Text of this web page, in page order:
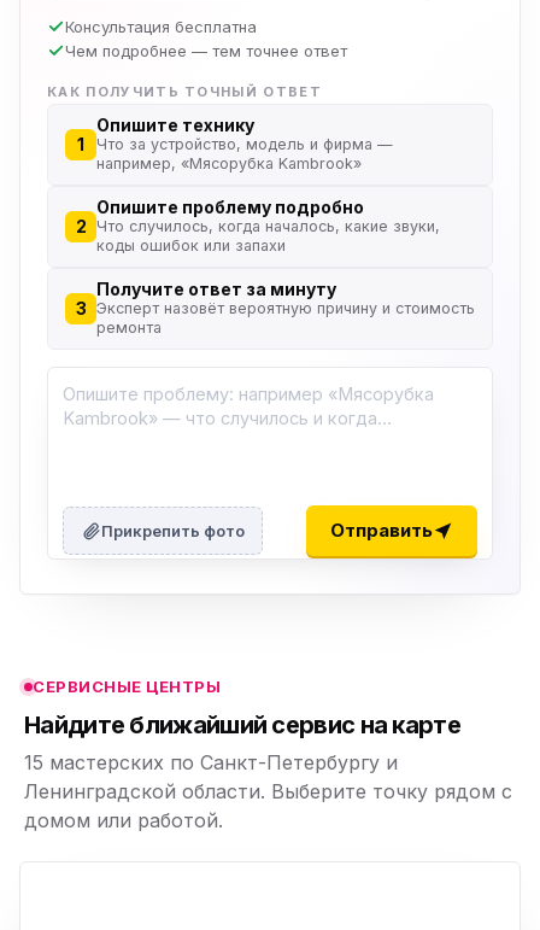
Консультация бесплатна
Чем подробнее — тем точнее ответ
КАК ПОЛУЧИТЬ ТОЧНЫЙ ОТВЕТ
1
Опишите технику
Что за устройство, модель и фирма —
например, «Мясорубка Kambrook»
2
Опишите проблему подробно
Что случилось, когда началось, какие звуки,
коды ошибок или запахи
3
Получите ответ за минуту
Эксперт назовёт вероятную причину и стоимость
ремонта
Прикрепить фото Отправить
СЕРВИСНЫЕ ЦЕНТРЫ
Найдите ближайший сервис на карте
15 мастерских по Санкт-Петербургу и
Ленинградской области. Выберите точку рядом с
домом или работой.
ю